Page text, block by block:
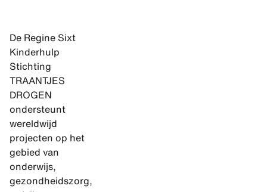
De Regine Sixt
Kinderhulp
Stichting
TRAANTJES
DROGEN
ondersteunt
wereldwijd
projecten op het
gebied van
onderwijs,
gezondheidszorg,